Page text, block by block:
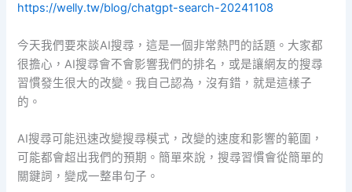
https://welly.tw/blog/chatgpt-search-20241108
今天我們要來談AI搜尋，這是一個非常熱門的話題。大家都
很擔心，AI搜尋會不會影響我們的排名，或是讓網友的搜尋
習慣發生很大的改變。我自己認為，沒有錯，就是這樣子
的。
AI搜尋可能迅速改變搜尋模式，改變的速度和影響的範圍，
可能都會超出我們的預期。簡單來說，搜尋習慣會從簡單的
關鍵詞，變成一整串句子。